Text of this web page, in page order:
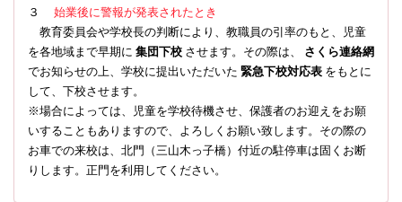
３ 始業後に警報が発表されたとき
教育委員会や学校長の判断により、教職員の引率のもと、児童
を各地域まで早期に 集団下校 させます。その際は、 さくら連絡網
でお知らせの上、学校に提出いただいた 緊急下校対応表 をもとに
して、下校させます。
※場合によっては、児童を学校待機させ、保護者のお迎えをお願
いすることもありますので、よろしくお願い致します。その際の
お車での来校は、北門（三山木っ子橋）付近の駐停車は固くお断
りします。正門を利用してください。